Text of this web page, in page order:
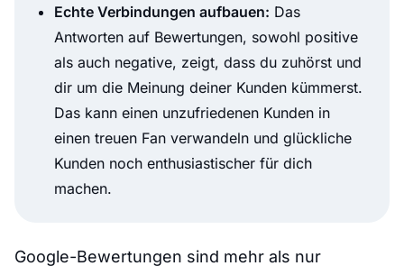
Echte Verbindungen aufbauen: Das
Antworten auf Bewertungen, sowohl positive
als auch negative, zeigt, dass du zuhörst und
dir um die Meinung deiner Kunden kümmerst.
Das kann einen unzufriedenen Kunden in
einen treuen Fan verwandeln und glückliche
Kunden noch enthusiastischer für dich
machen.
Google-Bewertungen sind mehr als nur